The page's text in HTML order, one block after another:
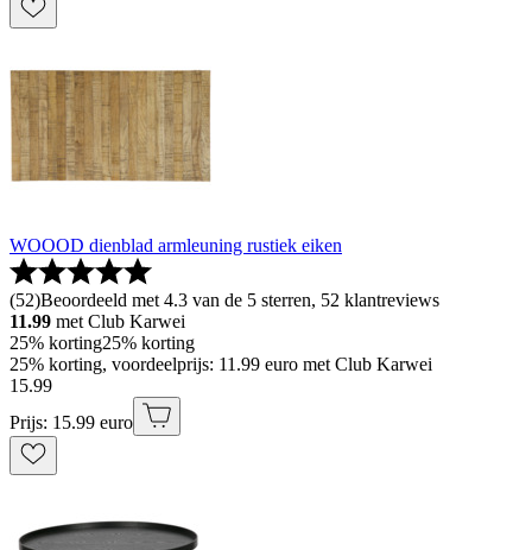
WOOOD dienblad armleuning rustiek eiken
(52)Beoordeeld met 4.3 van de 5 sterren, 52 klantreviews
11.99 met Club Karwei
25% korting25% korting
25% korting, voordeelprijs: 11.99 euro met Club Karwei
15.99
Prijs: 15.99 euro